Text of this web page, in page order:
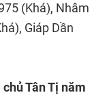
(Khá), Nhâm
Giáp Dần
Tân Tị năm